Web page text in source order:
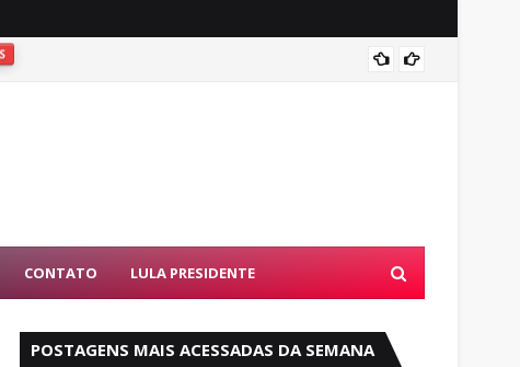
CONTATO LULA PRESIDENTE
POSTAGENS MAIS ACESSADAS DA SEMANA